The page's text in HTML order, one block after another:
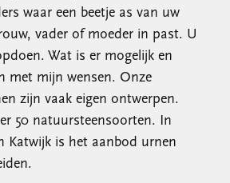
waar een beetje as van uw
vader of moeder in past. U
Wat is er mogelijk en
met mijn wensen. Onze
zijn vaak eigen ontwerpen.
50 natuursteensoorten. In
Katwijk is het aanbod urnen